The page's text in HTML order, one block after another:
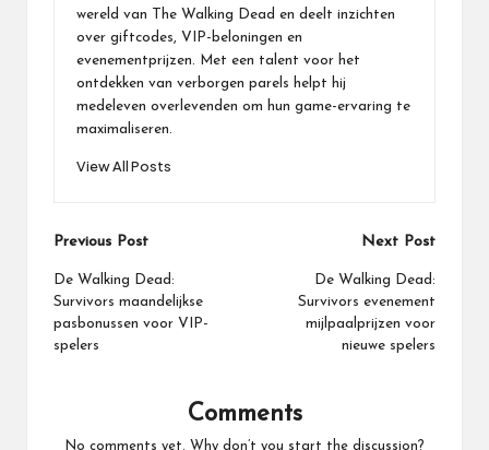
wereld van The Walking Dead en deelt inzichten
over giftcodes, VIP-beloningen en
evenementprijzen. Met een talent voor het
ontdekken van verborgen parels helpt hij
medeleven overlevenden om hun game-ervaring te
maximaliseren.
View All Posts
Post
navigation
Previous Post
De Walking Dead:
Survivors maandelijkse
pasbonussen voor VIP-
spelers
Next Post
De Walking Dead:
Survivors evenement
mijlpaalprijzen voor
nieuwe spelers
Comments
No comments yet. Why don’t you start the discussion?